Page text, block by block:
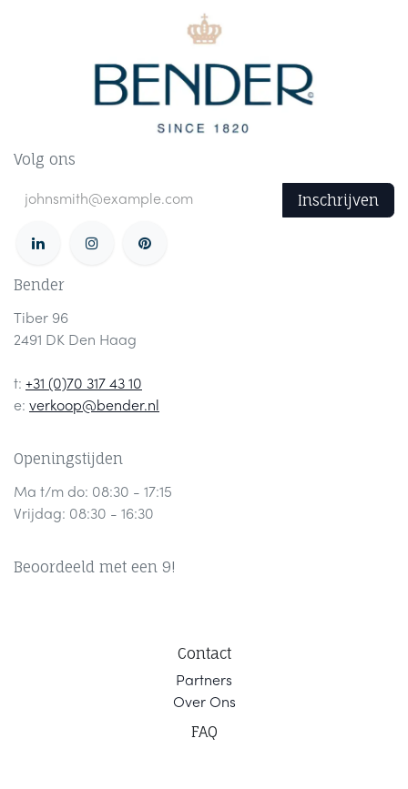
Volg ons
Inschrijven
Bender
Tiber 96
2491 DK Den Haag
t: +31 (0)70 317 43 10
e: verkoop@bender.nl
Openingstijden
Ma t/m do: 08:30 - 17:15
Vrijdag: 08:30 - 16:30
Beoordeeld met een 9!
Contact
Partners
Over Ons
FAQ